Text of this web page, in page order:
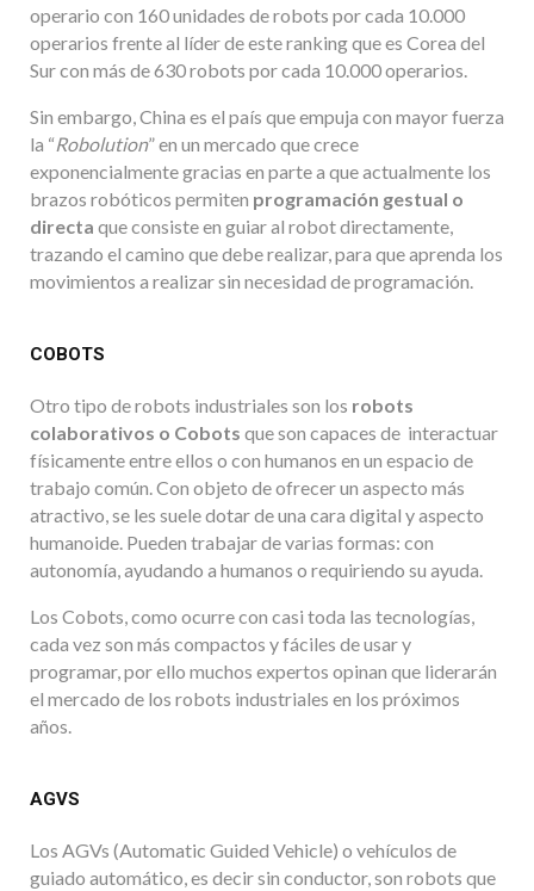
operario con 160 unidades de robots por cada 10.000
operarios frente al líder de este ranking que es Corea del
Sur con más de 630 robots por cada 10.000 operarios.
Sin embargo, China es el país que empuja con mayor fuerza
la “Robolution” en un mercado que crece
exponencialmente gracias en parte a que actualmente los
brazos robóticos permiten programación gestual o
directa que consiste en guiar al robot directamente,
trazando el camino que debe realizar, para que aprenda los
movimientos a realizar sin necesidad de programación.
COBOTS
Otro tipo de robots industriales son los robots
colaborativos o Cobots que son capaces de interactuar
físicamente entre ellos o con humanos en un espacio de
trabajo común. Con objeto de ofrecer un aspecto más
atractivo, se les suele dotar de una cara digital y aspecto
humanoide. Pueden trabajar de varias formas: con
autonomía, ayudando a humanos o requiriendo su ayuda.
Los Cobots, como ocurre con casi toda las tecnologías,
cada vez son más compactos y fáciles de usar y
programar, por ello muchos expertos opinan que liderarán
el mercado de los robots industriales en los próximos
años.
AGVS
Los AGVs (Automatic Guided Vehicle) o vehículos de
guiado automático, es decir sin conductor, son robots que